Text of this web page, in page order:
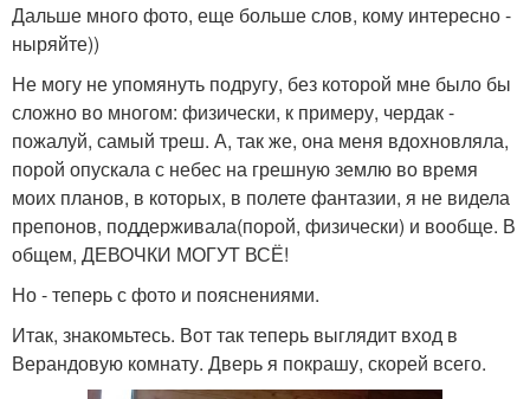
Дальше много фото, еще больше слов, кому интересно -
ныряйте))
Не могу не упомянуть подругу, без которой мне было бы
сложно во многом: физически, к примеру, чердак -
пожалуй, самый треш. А, так же, она меня вдохновляла,
порой опускала с небес на грешную землю во время
моих планов, в которых, в полете фантазии, я не видела
препонов, поддерживала(порой, физически) и вообще. В
общем, ДЕВОЧКИ МОГУТ ВСЁ!
Но - теперь с фото и пояснениями.
Итак, знакомьтесь. Вот так теперь выглядит вход в
Верандовую комнату. Дверь я покрашу, скорей всего.